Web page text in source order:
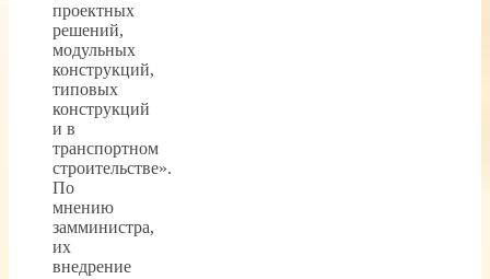
проектных
решений,
модульных
конструкций,
типовых
конструкций
и в
транспортном
строительстве».
По
мнению
замминистра,
их
внедрение